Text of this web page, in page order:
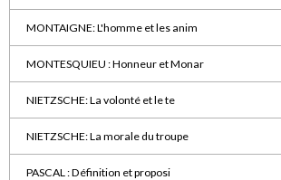
MONTAIGNE: L'homme et les anim
MONTESQUIEU : Honneur et Monar
NIETZSCHE: La volonté et le te
NIETZSCHE: La morale du troupe
PASCAL : Définition et proposi